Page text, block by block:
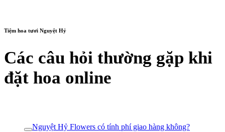
Tiệm hoa tươi Nguyệt Hỷ
Các câu hỏi thường gặp khi
đặt hoa online
Nguyệt Hỷ Flowers có tính phí giao hàng không?